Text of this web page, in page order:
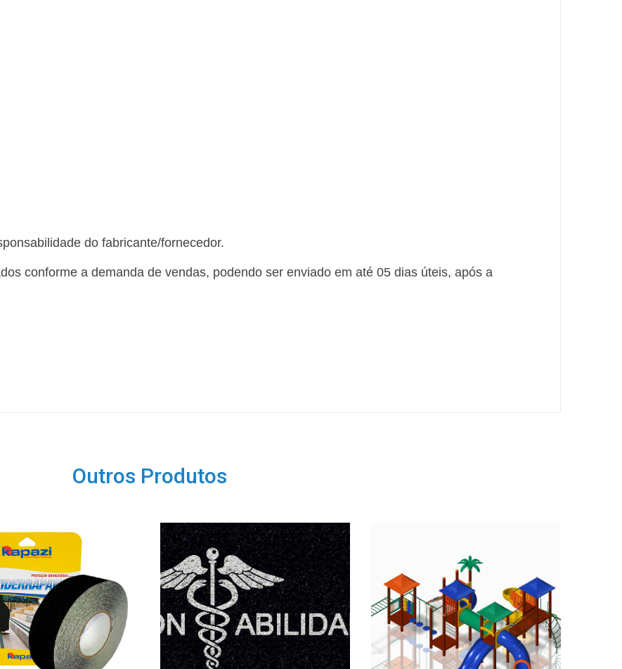
do fabricante/fornecedor.
conforme a demanda de vendas, podendo ser enviado em até 05 dias úteis, após a
Outros Produtos